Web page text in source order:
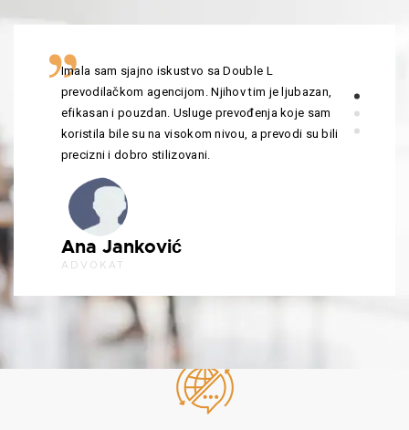
Imala sam sjajno iskustvo sa Double L
prevodilačkom agencijom. Njihov tim je ljubazan,
efikasan i pouzdan. Usluge prevođenja koje sam
koristila bile su na visokom nivou, a prevodi su bili
precizni i dobro stilizovani.
Ana Janković
ADVOKAT